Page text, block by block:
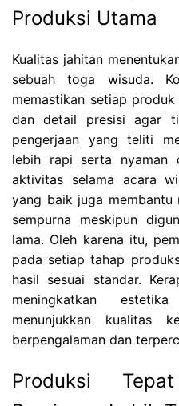
Produksi Utama
Kualitas jahitan
sebuah toga wisuda.
memastikan setiap
dan detail presisi agar
pengerjaan yang teliti
lebih rapi serta nyaman
aktivitas selama acara
yang baik juga
sempurna meskipun
lama. Oleh karena itu,
pada setiap tahap
hasil sesuai standar.
meningkatkan
menunjukkan kualitas
berpengalaman dan
Produksi